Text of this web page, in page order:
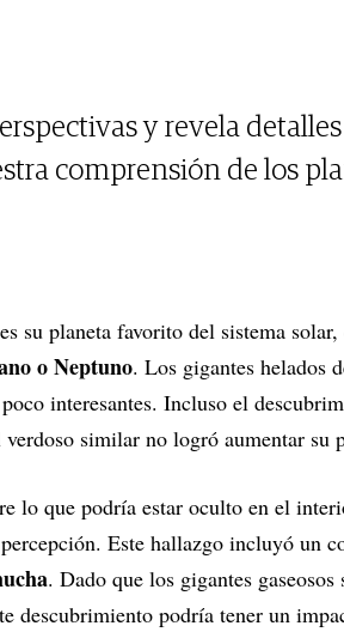
y revela
comprensión de los
su planeta favorito del sistema
o Neptuno. Los gigantes helados
interesantes. Incluso el
similar no logró aumentar su
lo que podría estar oculto en el
Este hallazgo incluyó un
. Dado que los gigantes gaseosos
descubrimiento podría tener un